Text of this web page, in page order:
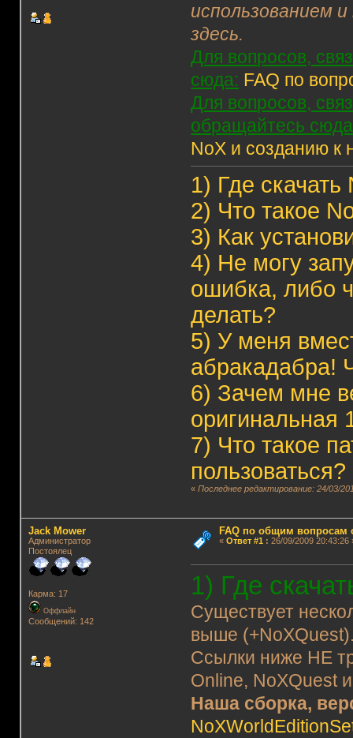
использованием
здесь.
Для вопросов,
сюда: FAQ по
Для вопросов,
обращайтесь
NoX и созданию к
1) Где скачать
2) Что такое
3) Как
4) Не могу
ошибка, либо
делать?
5) У меня
абракадабра!
6) Зачем мне
оригинальная
7) Что такое
пользоваться?
«Последнее редактирование: 24/03/
Jack Mower
Администратор
Постоялец
Карма: 17
Оффлайн
Сообщений: 142
FAQ по общим вопросам
« Ответ #1: 26/09/2009 20:43:26
1) Где
Существует
выше
Ссылки ниже НЕ
Online, NoXQuest
Наша сборка,